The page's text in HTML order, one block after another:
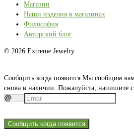
Магазин
Наши изделия в магазинах
Философия
Авторский блог
© 2026 Extreme Jewelry
Сообщить когда появится Мы сообщим вам
снова в наличии. Пожалуйста, напишите
Сообщить когда появится